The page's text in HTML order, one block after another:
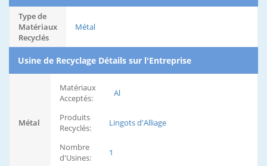
Type de
Matériaux
Recyclés
Métal
Usine de Recyclage Détails sur l'Entreprise
Métal
Matériaux
Acceptés:
Al
Produits
Recyclés:
Lingots d'Alliage
Nombre
d'Usines:
1